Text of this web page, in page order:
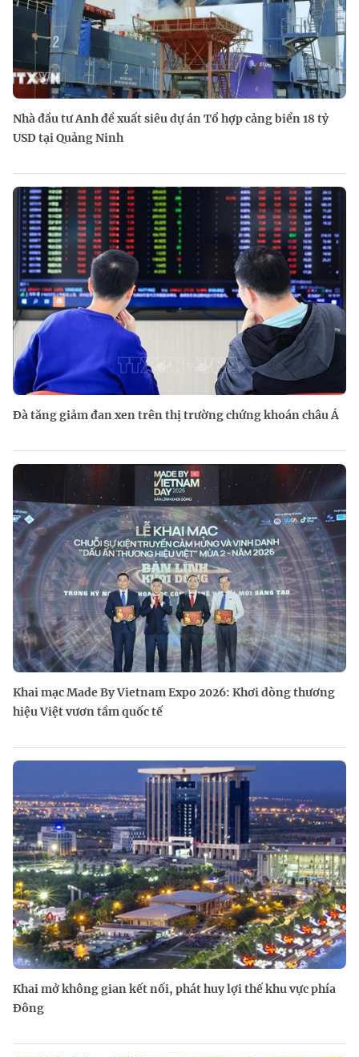
Nhà đầu tư Anh đề xuất siêu dự án Tổ hợp cảng biển 18 tỷ
USD tại Quảng Ninh
Đà tăng giảm đan xen trên thị trường chứng khoán châu Á
Khai mạc Made By Vietnam Expo 2026: Khơi dòng thương
hiệu Việt vươn tầm quốc tế
Khai mở không gian kết nối, phát huy lợi thế khu vực phía
Đông